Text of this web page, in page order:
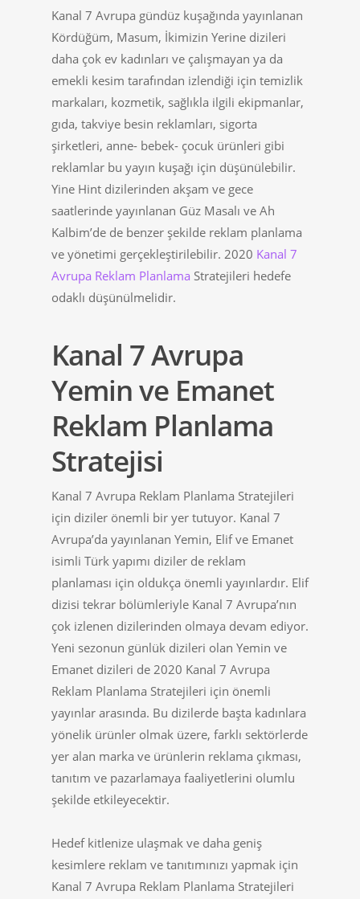
Kanal 7 Avrupa gündüz kuşağında yayınlanan
Kördüğüm, Masum, İkimizin Yerine dizileri
daha çok ev kadınları ve çalışmayan ya da
emekli kesim tarafından izlendiği için temizlik
markaları, kozmetik, sağlıkla ilgili ekipmanlar,
gıda, takviye besin reklamları, sigorta
şirketleri, anne- bebek- çocuk ürünleri gibi
reklamlar bu yayın kuşağı için düşünülebilir.
Yine Hint dizilerinden akşam ve gece
saatlerinde yayınlanan Güz Masalı ve Ah
Kalbim’de de benzer şekilde reklam planlama
ve yönetimi gerçekleştirilebilir. 2020 Kanal 7
Avrupa Reklam Planlama Stratejileri hedefe
odaklı düşünülmelidir.
Kanal 7 Avrupa
Yemin ve Emanet
Reklam Planlama
Stratejisi
Kanal 7 Avrupa Reklam Planlama Stratejileri
için diziler önemli bir yer tutuyor. Kanal 7
Avrupa’da yayınlanan Yemin, Elif ve Emanet
isimli Türk yapımı diziler de reklam
planlaması için oldukça önemli yayınlardır. Elif
dizisi tekrar bölümleriyle Kanal 7 Avrupa’nın
çok izlenen dizilerinden olmaya devam ediyor.
Yeni sezonun günlük dizileri olan Yemin ve
Emanet dizileri de 2020 Kanal 7 Avrupa
Reklam Planlama Stratejileri için önemli
yayınlar arasında. Bu dizilerde başta kadınlara
yönelik ürünler olmak üzere, farklı sektörlerde
yer alan marka ve ürünlerin reklama çıkması,
tanıtım ve pazarlamaya faaliyetlerini olumlu
şekilde etkileyecektir.
Hedef kitlenize ulaşmak ve daha geniş
kesimlere reklam ve tanıtımınızı yapmak için
Kanal 7 Avrupa Reklam Planlama Stratejileri